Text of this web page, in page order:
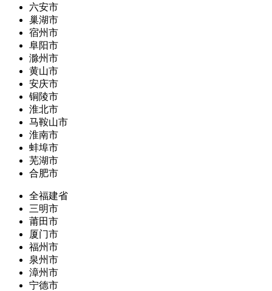
六安市
巢湖市
宿州市
阜阳市
滁州市
黄山市
安庆市
铜陵市
淮北市
马鞍山市
淮南市
蚌埠市
芜湖市
合肥市
全福建省
三明市
莆田市
厦门市
福州市
泉州市
漳州市
宁德市